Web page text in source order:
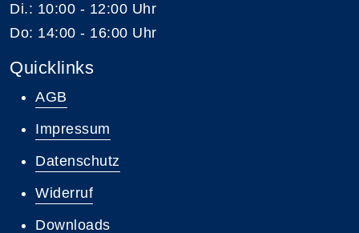
Di.: 10:00 - 12:00 Uhr
Do: 14:00 - 16:00 Uhr
Quicklinks
AGB
Impressum
Datenschutz
Widerruf
Downloads